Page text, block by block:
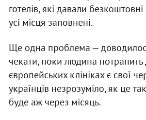
готелів, які давали
усі місця заповнені.
Ще одна проблема —
чекати, поки людина потрапить
європейських клініках є свої
українців незрозуміло, як це
буде аж через місяць.